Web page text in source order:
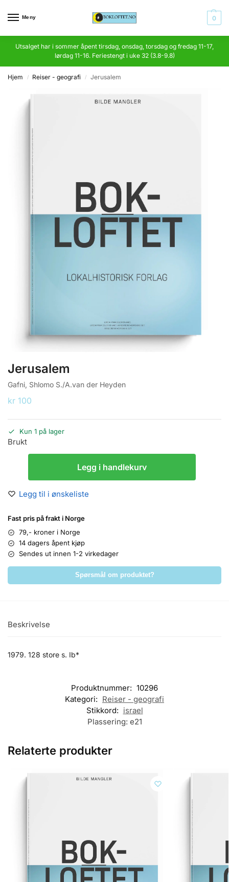
Meny 0
Utsalget har i sommer åpent tirsdag, onsdag, torsdag og fredag 11-17,
lørdag 11-16. Feriestengt i uke 32 (3.8-9.8)
Hjem / Reiser - geografi / Jerusalem
Jerusalem
Gafni, Shlomo S./A.van der Heyden
kr 100
Kun 1 på lager
Brukt
Legg i handlekurv
Legg til i ønskeliste
Fast pris på frakt i Norge
79,- kroner i Norge
14 dagers åpent kjøp
Sendes ut innen 1-2 virkedager
Spørsmål om produktet?
Beskrivelse
1979. 128 store s. Ib*
Produktnummer: 10296
Kategori: Reiser - geografi
Stikkord: israel
Plassering: e21
Relaterte produkter